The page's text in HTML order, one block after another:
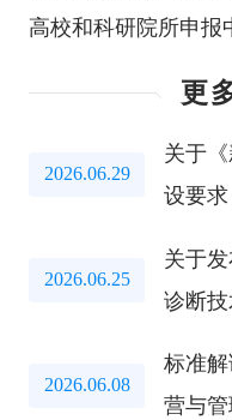
高校和科研院所申报
更
2026.06.29
关于
设要
2026.06.25
关于
诊断
2026.06.08
标准
营与管